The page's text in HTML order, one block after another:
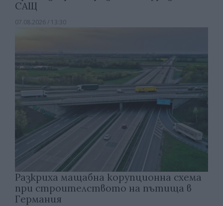
САЩ
07.08.2026 / 13:30
Разкриха мащабна корупционна схема
при строителството на пътища в
Германия